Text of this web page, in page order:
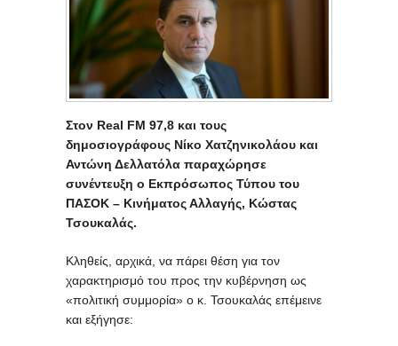
Στον Real FM 97,8 και τους
δημοσιογράφους Νίκο Χατζηνικολάου και
Αντώνη Δελλατόλα παραχώρησε
συνέντευξη ο Εκπρόσωπος Τύπου του
ΠΑΣΟΚ – Κινήματος Αλλαγής, Κώστας
Τσουκαλάς.
Κληθείς, αρχικά, να πάρει θέση για τον
χαρακτηρισμό του προς την κυβέρνηση ως
«πολιτική συμμορία» ο κ. Τσουκαλάς επέμεινε
και εξήγησε: